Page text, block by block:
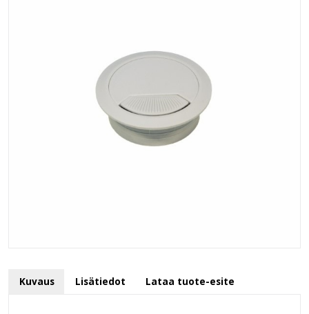
Kuvaus Lisätiedot Lataa tuote-esite